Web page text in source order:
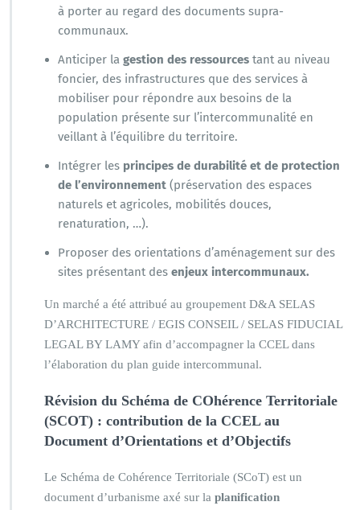
à porter au regard des documents supra-
communaux.
Anticiper la gestion des ressources tant au niveau
foncier, des infrastructures que des services à
mobiliser pour répondre aux besoins de la
population présente sur l’intercommunalité en
veillant à l’équilibre du territoire.
Intégrer les principes de durabilité et de protection
de l’environnement (préservation des espaces
naturels et agricoles, mobilités douces,
renaturation, …).
Proposer des orientations d’aménagement sur des
sites présentant des enjeux intercommunaux.
Un marché a été attribué au groupement D&A SELAS
D’ARCHITECTURE / EGIS CONSEIL / SELAS FIDUCIAL
LEGAL BY LAMY afin d’accompagner la CCEL dans
l’élaboration du plan guide intercommunal.
Révision du Schéma de COhérence Territoriale
(SCOT) : contribution de la CCEL au
Document d’Orientations et d’Objectifs
Le Schéma de Cohérence Territoriale (SCoT) est un
document d’urbanisme axé sur la planification